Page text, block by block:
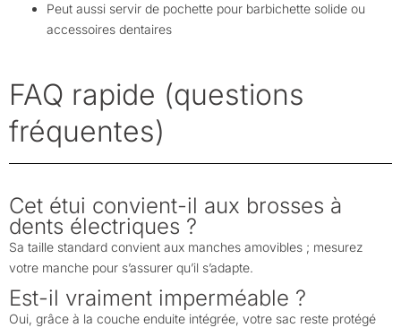
Peut aussi servir de pochette pour barbichette solide ou
accessoires dentaires
FAQ rapide (questions
fréquentes)
Cet étui convient-il aux brosses à
dents électriques ?
Sa taille standard convient aux manches amovibles ; mesurez
votre manche pour s’assurer qu’il s’adapte.
Est-il vraiment imperméable ?
Oui, grâce à la couche enduite intégrée, votre sac reste protégé